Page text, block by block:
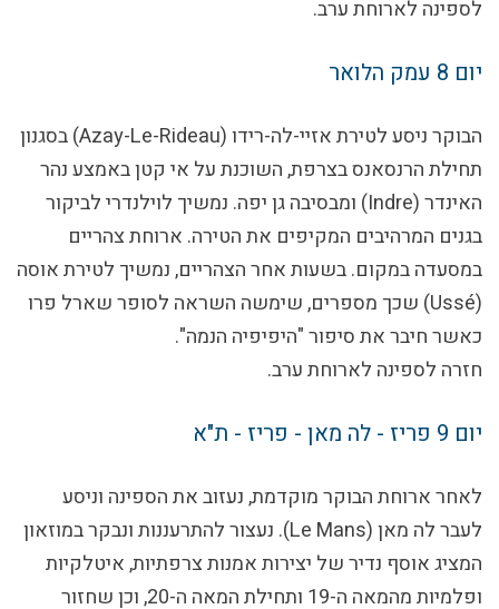
לספינה לארוחת ערב.
יום 8 עמק הלואר
הבוקר ניסע לטירת אזיי-לה-רידו (Azay-Le-Rideau) בסגנון
תחילת הרנסאנס בצרפת, השוכנת על אי קטן באמצע נהר
האינדר (Indre) ומבסיבה גן יפה. נמשיך לוילנדרי לביקור
בגנים המרהיבים המקיפים את הטירה. ארוחת צהריים
במסעדה במקום. בשעות אחר הצהריים, נמשיך לטירת אוסה
(Ussé) שכך מספרים, שימשה השראה לסופר שארל פרו
כאשר חיבר את סיפור "היפיפיה הנמה".
חזרה לספינה לארוחת ערב.
יום 9 פריז - לה מאן - פריז - ת"א
לאחר ארוחת הבוקר מוקדמת, נעזוב את הספינה וניסע
לעבר לה מאן (Le Mans). נעצור להתרעננות ונבקר במוזאון
המציג אוסף נדיר של יצירות אמנות צרפתיות, איטלקיות
ופלמיות מהמאה ה-19 ותחילת המאה ה-20, וכן שחזור